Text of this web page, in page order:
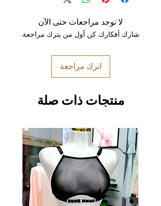
لا توجد مراجعات حتى الآن
شارك أفكارك. كن أول من يترك مراجعة.
اترك مراجعة
منتجات ذات صلة